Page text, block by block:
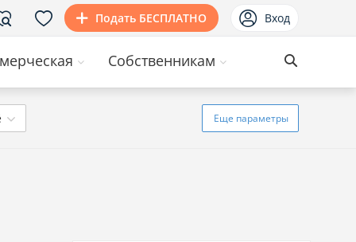
Подать БЕСПЛАТНО Вход
Собственникам
Еще параметры